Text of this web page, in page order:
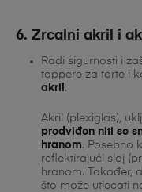
6. Zrcalni akril i
Radi sigurnosti i
toppere za torte i
akril .
Akril (plexiglas),
predviđen niti se
hranom. Posebno
reflektirajući sloj
hranom. Također,
što može utjecati